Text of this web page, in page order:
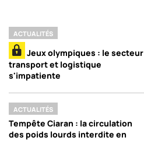
ACTUALITÉS
Jeux olympiques : le secteur
transport et logistique
s'impatiente
ACTUALITÉS
Tempête Ciaran : la circulation
des poids lourds interdite en